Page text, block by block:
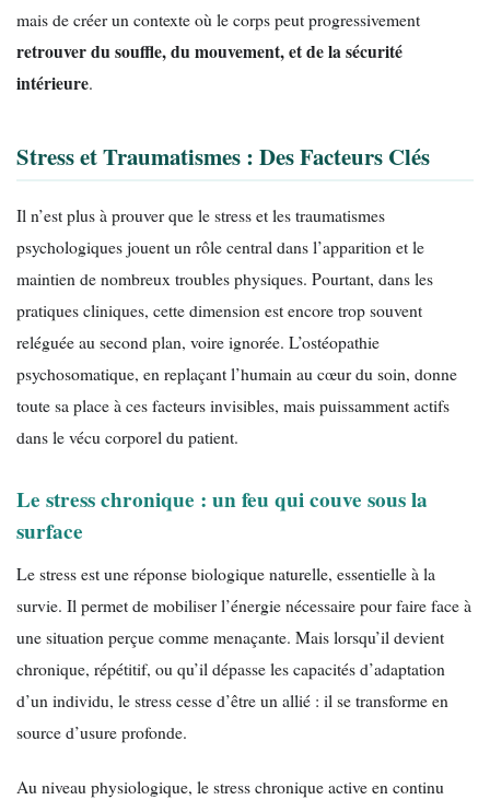
mais de créer un contexte où le corps peut progressivement
retrouver du souffle, du mouvement, et de la sécurité
intérieure.
Stress et Traumatismes : Des Facteurs Clés
Il n’est plus à prouver que le stress et les traumatismes
psychologiques jouent un rôle central dans l’apparition et le
maintien de nombreux troubles physiques. Pourtant, dans les
pratiques cliniques, cette dimension est encore trop souvent
reléguée au second plan, voire ignorée. L’ostéopathie
psychosomatique, en replaçant l’humain au cœur du soin, donne
toute sa place à ces facteurs invisibles, mais puissamment actifs
dans le vécu corporel du patient.
Le stress chronique : un feu qui couve sous la
surface
Le stress est une réponse biologique naturelle, essentielle à la
survie. Il permet de mobiliser l’énergie nécessaire pour faire face à
une situation perçue comme menaçante. Mais lorsqu’il devient
chronique, répétitif, ou qu’il dépasse les capacités d’adaptation
d’un individu, le stress cesse d’être un allié : il se transforme en
source d’usure profonde.
Au niveau physiologique, le stress chronique active en continu